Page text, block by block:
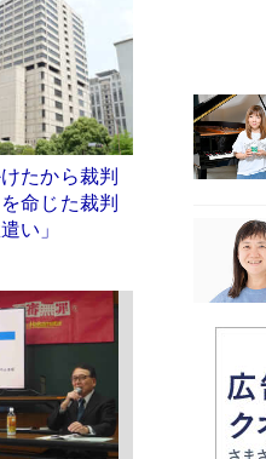
たから裁判
命じた裁判
い」
俳
東野
らも
イン